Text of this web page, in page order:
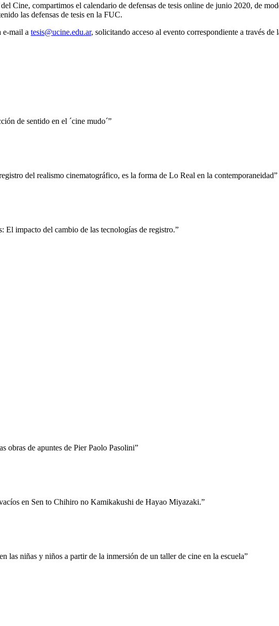
Cine, compartimos el calendario de defensas de tesis online de junio 2020, de
las defensas de tesis en la FUC.
e-mail a tesis@ucine.edu.ar, solicitando acceso al evento correspondiente a través
de sentido en el ´cine mudo´”
del realismo cinematográfico, es la forma de Lo Real en la contemporaneidad”
El impacto del cambio de las tecnologías de registro.”
obras de apuntes de Pier Paolo Pasolini”
en Sen to Chihiro no Kamikakushi de Hayao Miyazaki.”
las niñas y niños a partir de la inmersión de un taller de cine en la escuela”